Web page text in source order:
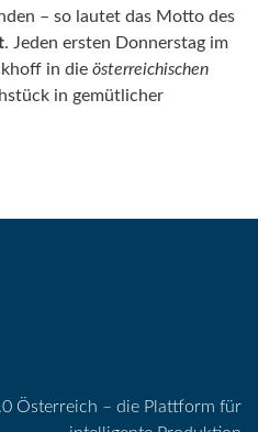
– so lautet das Motto des
. Jeden ersten Donnerstag im
in die österreichischen
in gemütlicher
Österreich – die Plattform für